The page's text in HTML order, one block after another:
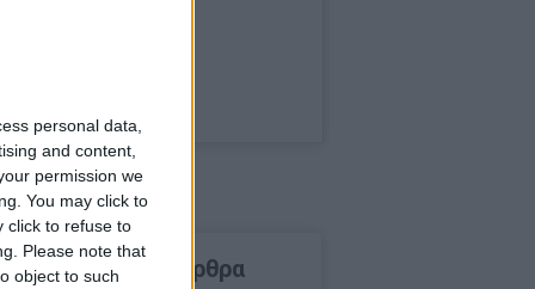
personal data,
and content,
permission we
You may click to
click to refuse to
Please note that
object to such
δημοφιλέστερα άρθρα